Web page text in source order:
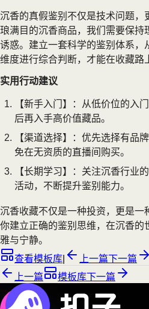
沉香的真假鉴别不仅是技术问题，
琅满目的沉香商品，我们需要保持
诱惑。建立一套科学的鉴别体系，
维度进行综合判断，才能在收藏路
实用行动建议
【新手入门】：从低价位的入
后再入手高价值藏品。
【渠道选择】：优先选择有品
免在无资质的直播间购买。
【长期学习】：关注沉香行业
活动，不断提升鉴别能力。
沉香收藏不仅是一种投资，更是一
你建立正确的鉴别思维，在沉香的
雅与宁静。
查看模板库
上一篇下一篇
上一篇
模板库下一篇